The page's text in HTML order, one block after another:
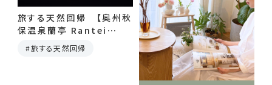
旅する天然回帰 【奥州秋
保温泉蘭亭 Rantei
resort「R with dog」】
旅する天然回帰